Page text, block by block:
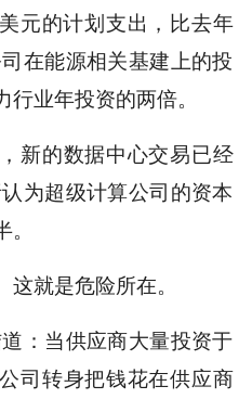
元的计划支出，比去年
在能源相关基建上的投
业年投资的两倍。
新的数据中心交易已经
为超级计算公司的资本
就是危险所在。
：当供应商大量投资于
司转身把钱花在供应商